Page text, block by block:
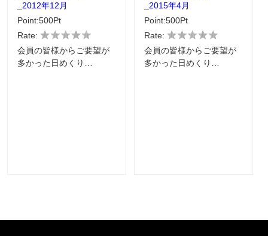
_2012年12月
Point:500Pt
Rate:
会員の皆様からご要望が
多かった日めくり…
_2015年4月
Point:500Pt
Rate:
会員の皆様からご要望が
多かった日めくり…